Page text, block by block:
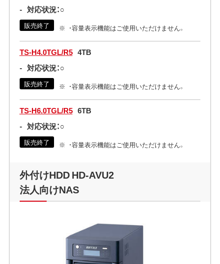
- 対応状況：○
販売終了 ・容量表示機能はご使用いただけません。
TS-H4.0TGL/R5 4TB
- 対応状況：○
販売終了 ・容量表示機能はご使用いただけません。
TS-H6.0TGL/R5 6TB
- 対応状況：○
販売終了 ・容量表示機能はご使用いただけません。
外付けHDD HD-AVU2
法人向けNAS